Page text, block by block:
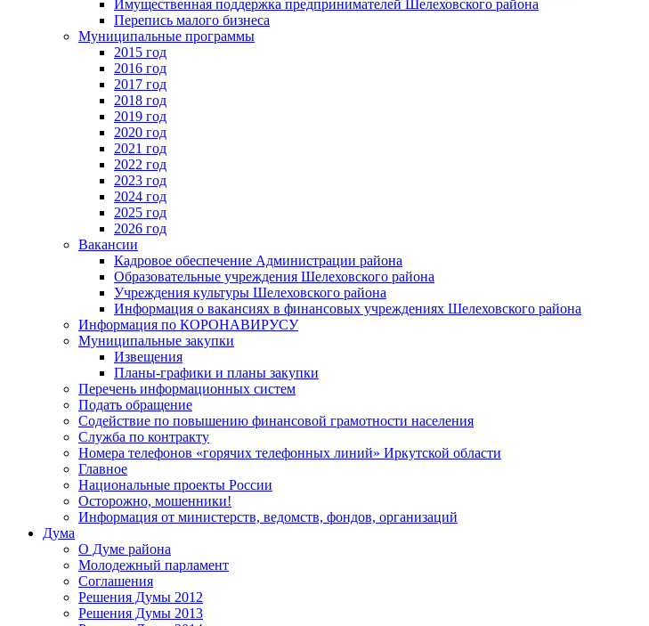
Имущественная поддержка предпринимателей Шелеховского района
Перепись малого бизнеса
Муниципальные программы
2015 год
2016 год
2017 год
2018 год
2019 год
2020 год
2021 год
2022 год
2023 год
2024 год
2025 год
2026 год
Вакансии
Кадровое обеспечение Администрации района
Образовательные учреждения Шелеховского района
Учреждения культуры Шелеховского района
Информация о вакансиях в финансовых учреждениях Шелеховского района
Информация по КОРОНАВИРУСУ
Муниципальные закупки
Извещения
Планы-графики и планы закупки
Перечень информационных систем
Подать обращение
Содействие по повышению финансовой грамотности населения
Служба по контракту
Номера телефонов «горячих телефонных линий» Иркутской области
Главное
Национальные проекты России
Осторожно, мошенники!
Информация от министерств, ведомств, фондов, организаций
Дума
О Думе района
Молодежный парламент
Соглашения
Решения Думы 2012
Решения Думы 2013